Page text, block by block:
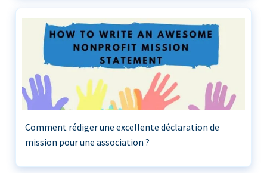
Comment rédiger une excellente déclaration de
mission pour une association ?